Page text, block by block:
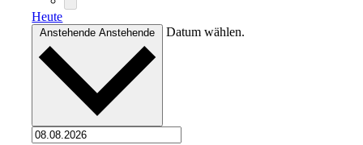
Heute
AnstehendeAnstehende Datum wählen.